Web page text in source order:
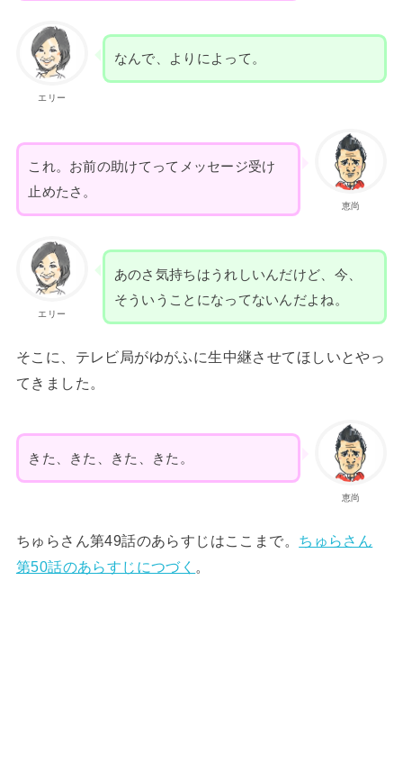
エリー
なんで、よりによって。
恵尚
これ。お前の助けてってメッセージ受け
止めたさ。
エリー
あのさ気持ちはうれしいんだけど、今、
そういうことになってないんだよね。
そこに、テレビ局がゆがふに生中継させてほしいとやっ
てきました。
恵尚
きた、きた、きた、きた。
ちゅらさん第49話のあらすじはここまで。 ちゅらさん
第50話のあらすじにつづく 。